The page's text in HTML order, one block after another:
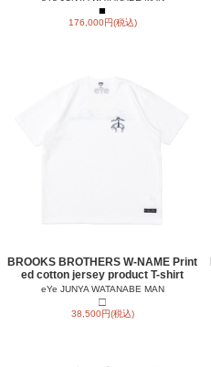
■
176,000円(税込)
BROOKS BROTHERS W-NAME Print
ed cotton jersey product T-shirt
eYe JUNYA WATANABE MAN
□
38,500円(税込)